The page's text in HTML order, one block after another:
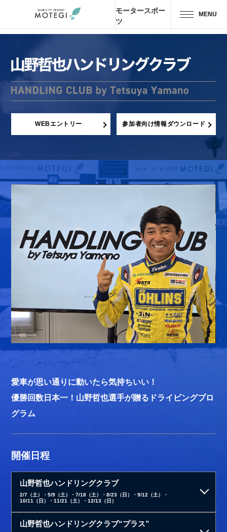
モータースポー
ツ
MENU
モータースポーツ
ホテル・ キャンプ
イベント
営業時間 料金・チケット
場内マップ アクセス
WEBエントリー 参加者向け情報ダウンロード
愛車が思い通りに動いたら気持ちいい！
優勝回数日本一！山野哲也選手が贈るドライビングプロ
グラム
開催日程
山野哲也ハンドリングクラブ
2/7（土）・5/9（土）・7/18（土）・8/23（日）・9/12（土）・
10/11（日）・11/21（土）・12/13（日）
山野哲也ハンドリングクラブ“プラス”